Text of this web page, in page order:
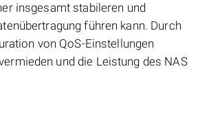
insgesamt stabileren und
führen kann. Durch
von QoS-Einstellungen
und die Leistung des NAS